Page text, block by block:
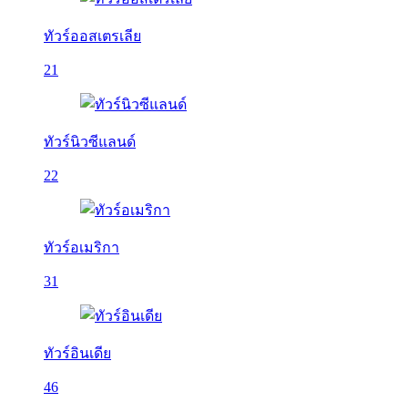
ทัวร์ออสเตรเลีย
21
ทัวร์นิวซีแลนด์
22
ทัวร์อเมริกา
31
ทัวร์อินเดีย
46